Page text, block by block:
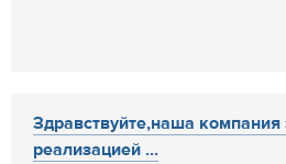
Здравствуйте,наша компания
реализацией ...